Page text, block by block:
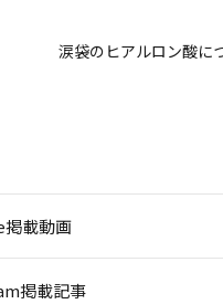
涙袋のヒアルロン酸に
載動画
掲載記事